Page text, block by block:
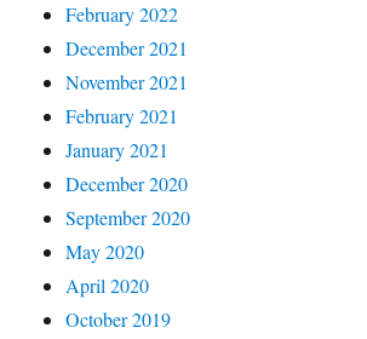
February 2022
December 2021
November 2021
February 2021
January 2021
December 2020
September 2020
May 2020
April 2020
October 2019